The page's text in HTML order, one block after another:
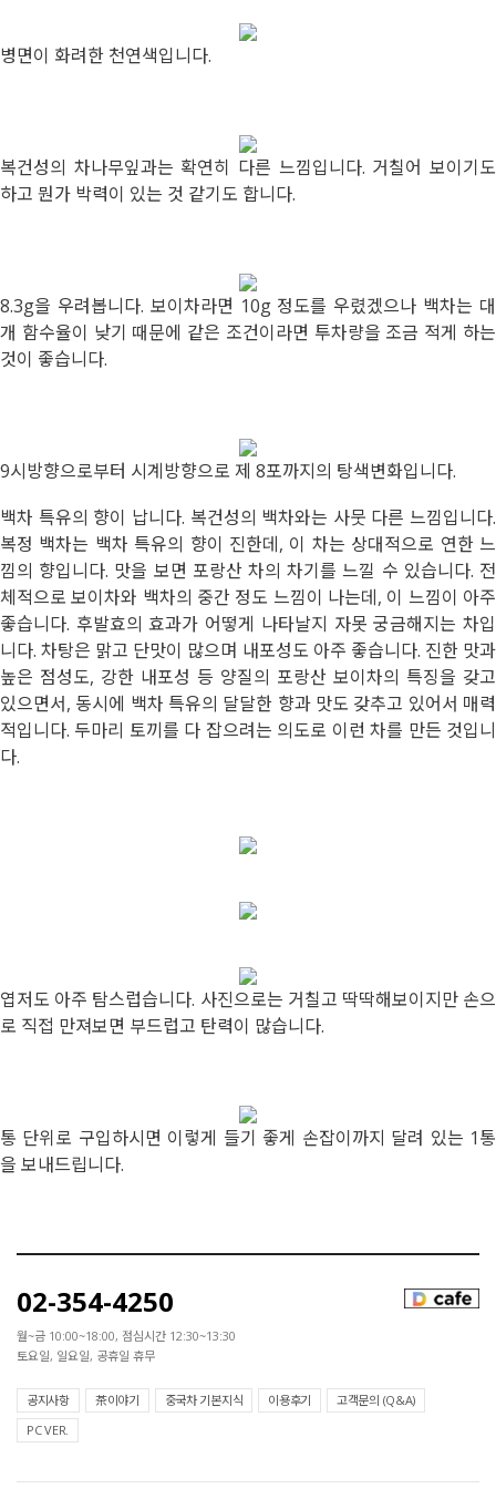
병면이 화려한 천연색입니다.
복건성의 차나무잎과는 확연히 다른 느낌입니다. 거칠어 보이기도
하고 뭔가 박력이 있는 것 같기도 합니다.
8.3g을 우려봅니다. 보이차라면 10g 정도를 우렸겠으나 백차는 대
개 함수율이 낮기 때문에 같은 조건이라면 투차량을 조금 적게 하는
것이 좋습니다.
9시방향으로부터 시계방향으로 제 8포까지의 탕색변화입니다.
백차 특유의 향이 납니다. 복건성의 백차와는 사뭇 다른 느낌입니다.
복정 백차는 백차 특유의 향이 진한데, 이 차는 상대적으로 연한 느
낌의 향입니다. 맛을 보면 포랑산 차의 차기를 느낄 수 있습니다. 전
체적으로 보이차와 백차의 중간 정도 느낌이 나는데, 이 느낌이 아주
좋습니다. 후발효의 효과가 어떻게 나타날지 자못 궁금해지는 차입
니다. 차탕은 맑고 단맛이 많으며 내포성도 아주 좋습니다. 진한 맛과
높은 점성도, 강한 내포성 등 양질의 포랑산 보이차의 특징을 갖고
있으면서, 동시에 백차 특유의 달달한 향과 맛도 갖추고 있어서 매력
적입니다. 두마리 토끼를 다 잡으려는 의도로 이런 차를 만든 것입니
다.
엽저도 아주 탐스럽습니다. 사진으로는 거칠고 딱딱해보이지만 손으
로 직접 만져보면 부드럽고 탄력이 많습니다.
통 단위로 구입하시면 이렇게 들기 좋게 손잡이까지 달려 있는 1통
을 보내드립니다.
02-354-4250
월~금 10:00~18:00, 점심시간 12:30~13:30
토요일, 일요일, 공휴일 휴무
공지사항 茶이야기 중국차 기본지식 이용후기
고객문의 (Q&A)
PC VER.